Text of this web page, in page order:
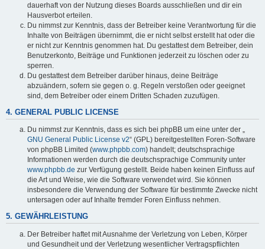
dauerhaft von der Nutzung dieses Boards ausschließen und dir ein
Hausverbot erteilen.
Du nimmst zur Kenntnis, dass der Betreiber keine Verantwortung für die
Inhalte von Beiträgen übernimmt, die er nicht selbst erstellt hat oder die
er nicht zur Kenntnis genommen hat. Du gestattest dem Betreiber, dein
Benutzerkonto, Beiträge und Funktionen jederzeit zu löschen oder zu
sperren.
Du gestattest dem Betreiber darüber hinaus, deine Beiträge
abzuändern, sofern sie gegen o. g. Regeln verstoßen oder geeignet
sind, dem Betreiber oder einem Dritten Schaden zuzufügen.
4. GENERAL PUBLIC LICENSE
Du nimmst zur Kenntnis, dass es sich bei phpBB um eine unter der „
GNU General Public License v2“ (GPL) bereitgestellten Foren-Software
von phpBB Limited (www.phpbb.com) handelt; deutschsprachige
Informationen werden durch die deutschsprachige Community unter
www.phpbb.de zur Verfügung gestellt. Beide haben keinen Einfluss auf
die Art und Weise, wie die Software verwendet wird. Sie können
insbesondere die Verwendung der Software für bestimmte Zwecke nicht
untersagen oder auf Inhalte fremder Foren Einfluss nehmen.
5. GEWÄHRLEISTUNG
Der Betreiber haftet mit Ausnahme der Verletzung von Leben, Körper
und Gesundheit und der Verletzung wesentlicher Vertragspflichten